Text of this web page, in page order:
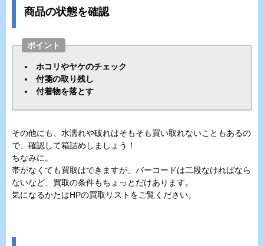
商品の状態を確認
ポイント
ホコリやヤケのチェック
付箋の取り残し
付着物を落とす
その他にも、水濡れや破れはそもそも買い取れないこともあるの
で、確認して箱詰めしましょう！
ちなみに。
帯がなくても買取はできますが、バーコードは二段なければなら
ないなど、買取の条件もちょっとだけあります。
気になるかたはHPの買取リストをご覧ください。